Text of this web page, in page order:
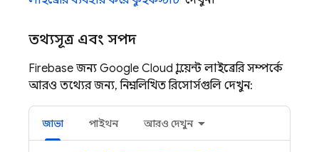
তথ্যসূত্র এবং সম্পদ
Firebase জন্য Google Cloud ক্লায়েন্ট লাইব্রেরি সম্পর্কে
আরও তথ্যের জন্য, নিম্নলিখিত রিসোর্সগুলি দেখুন:
জাভা পাইথন আরও দেখুন